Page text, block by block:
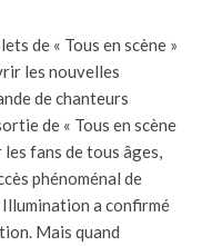
de « Tous en scène »
les nouvelles
de chanteurs
de « Tous en scène
fans de tous âges,
phénoménal de
Illumination a confirmé
Mais quand